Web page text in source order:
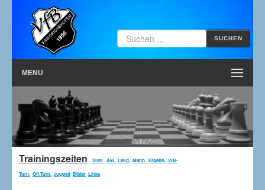
SUCHEN
MENU
Trainingszeiten Start Akt. Leitg. Mann. Ergebn. VfB-
Turn. Off.Turn. Jugend Bilder Links